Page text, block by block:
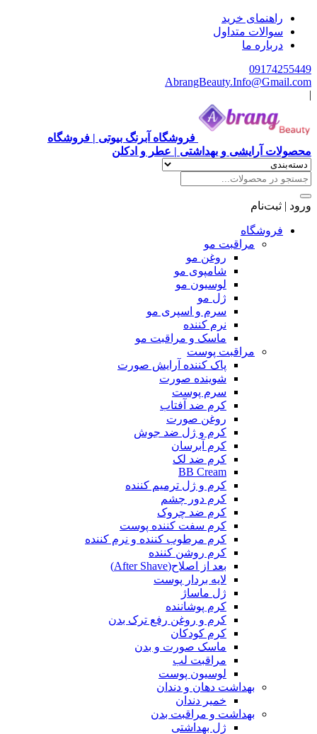
راهنمای خرید
سوالات متداول
درباره ما
09174255449
AbrangBeauty.Info@Gmail.com
|
فروشگاه آبرنگ بیوتی | فروشگاه
محصولات آرایشی و بهداشتی | عطر و ادکلن
ورود | ثبت‌نام
فروشگاه
مراقبت مو
روغن مو
شامپوی مو
لوسیون مو
ژل مو
سرم و اسپری مو
نرم کننده
ماسک و مراقبت مو
مراقبت پوست
پاک کننده آرایش صورت
شوینده صورت
سرم پوست
کرم ضد آفتاب
روغن صورت
کرم و ژل ضد جوش
کرم آبرسان
کرم ضد لک
BB Cream
کرم و ژل ترمیم کننده
کرم دور چشم
کرم ضد چروک
کرم سفت کننده پوست
کرم مرطوب کننده و نرم کننده
کرم روشن کننده
بعد از اصلاح(After Shave)
لایه بردار پوست
ژل ماساژ
کرم پوشاننده
کرم و روغن رفع ترک بدن
کرم کودکان
ماسک صورت و بدن
مراقبت لب
لوسیون پوست
بهداشت دهان و دندان
خمیر دندان
بهداشت و مراقبت بدن
ژل بهداشتی